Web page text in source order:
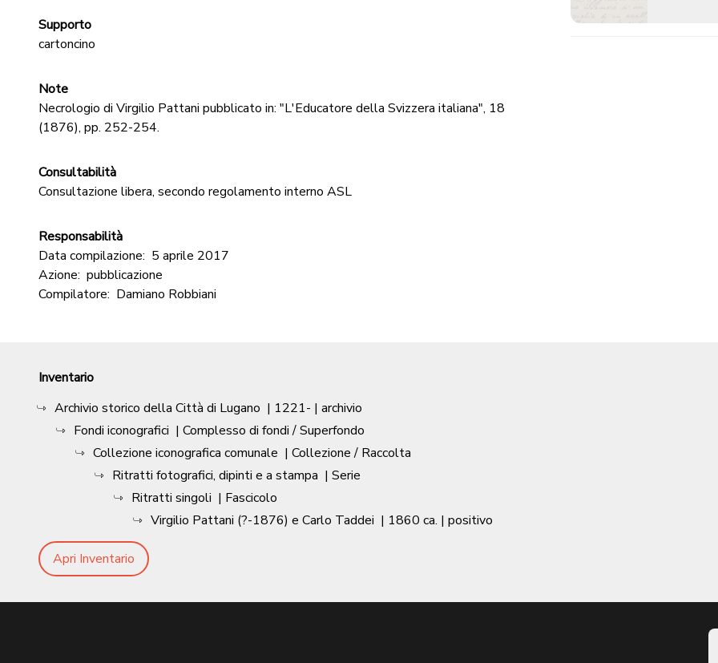
Supporto
cartoncino
Note
Necrologio di Virgilio Pattani pubblicato in: "L'Educatore della Svizzera italiana", 18
(1876), pp. 252-254.
Consultabilità
Consultazione libera, secondo regolamento interno ASL
Responsabilità
Data compilazione: 5 aprile 2017
Azione: pubblicazione
Compilatore: Damiano Robbiani
Inventario
Archivio storico della Città di Lugano | 1221- | archivio
Fondi iconografici | Complesso di fondi / Superfondo
Collezione iconografica comunale | Collezione / Raccolta
Ritratti fotografici, dipinti e a stampa | Serie
Ritratti singoli | Fascicolo
Virgilio Pattani (?-1876) e Carlo Taddei | 1860 ca. | positivo
Apri Inventario